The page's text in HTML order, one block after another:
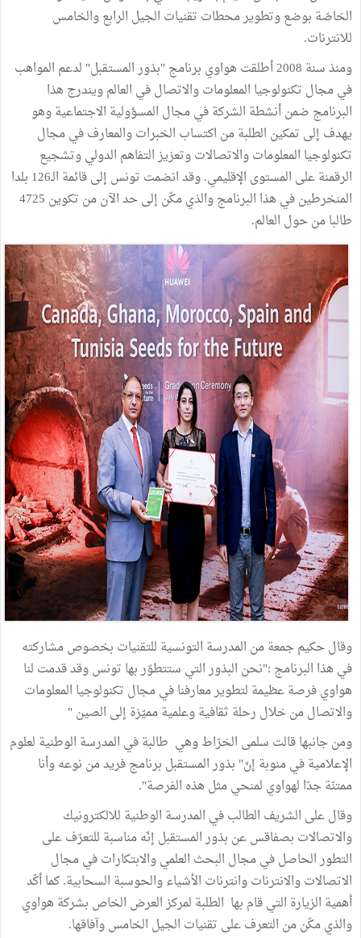
الخاصّة بوضع وتطوير محطات تقنيات الجيل الرابع والخامس
للانترنات.
ومنذ سنة 2008 أطلقت هواوي برنامج "بذور المستقبل" لدعم المواهب
في مجال تكنولوجيا المعلومات والاتصال في العالم ويندرج هذا
البرنامج ضمن أنشطة الشركة في مجال المسؤولية الاجتماعية وهو
يهدف إلى تمكين الطلبة من اكتساب الخبرات والمعارف في مجال
تكنولوجيا المعلومات والاتصالات وتعزيز التفاهم الدولي وتشجيع
الرقمنة على المستوى الإقليمي. وقد انضمت تونس إلى قائمة الـ126 بلدا
المنخرطين في هذا البرنامج والذي مكّن إلى حد الآن من تكوين 4725
طالبا من حول العالم.
وقال حكيم جمعة من المدرسة التونسية للتقنيات بخصوص مشاركته
في هذا البرنامج :"نحن البذور التي ستتطوّر بها تونس وقد قدمت لنا
هواوي فرصة عظيمة لتطوير معارفنا في مجال تكنولوجيا المعلومات
والاتصال من خلال رحلة ثقافية وعلمية مميّزة إلى الصين "
ومن جانبها قالت سلمى الخرّاط وهي طالبة في المدرسة الوطنية لعلوم
الإعلامية في منوبة إنّ" بذور المستقبل برنامج فريد من نوعه وأنا
ممتنّة جدّا لهواوي لمنحي مثل هذه الفرصة".
وقال على الشريف الطالب في المدرسة الوطنية للالكترونيك
والاتصالات بصفاقس عن بذور المستقبل إنّه مناسبة للتعرّف على
التطور الحاصل في مجال البحث العلمي والابتكارات في مجال
الاتصالات والانترنات وانترنات الأشياء والحوسبة السحابية. كما أكّد
أهمية الزيارة التي قام بها الطلبة لمركز العرض الخاص بشركة هواوي
والذي مكّن من التعرف على تقنيات الجيل الخامس وآفاقها.